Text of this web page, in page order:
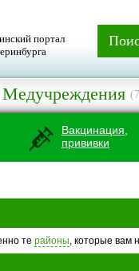
портал
Медучреждения
Вакцинация,
прививки
те районы, которые вам